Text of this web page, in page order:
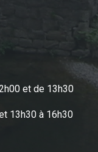
et de 13h30
13h30 à 16h30